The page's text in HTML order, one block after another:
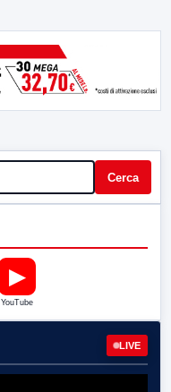
Cerca
▶
YouTube
LIVE